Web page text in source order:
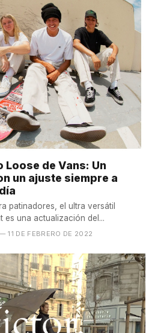
Loose de Vans: Un
un ajuste siempre a
patinadores, el ultra versátil
es una actualización del...
11 DE FEBRERO DE 2022